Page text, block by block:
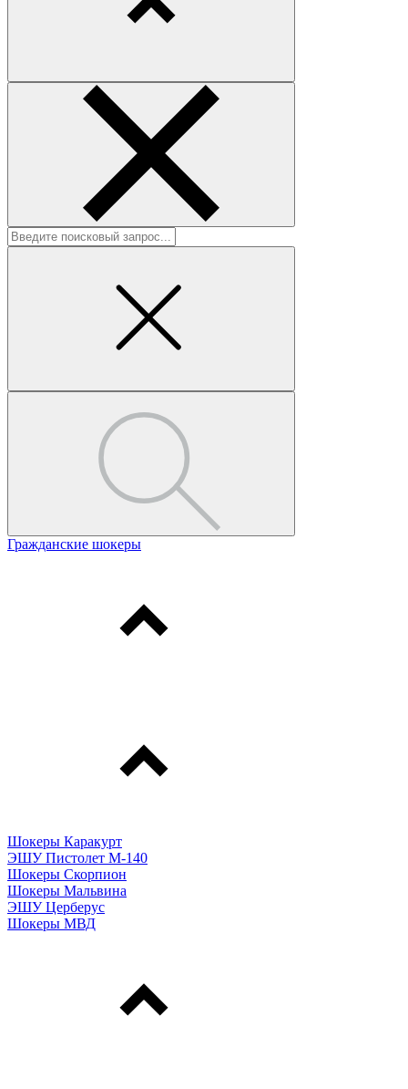
Гражданские шокеры
Шокеры Каракурт
ЭШУ Пистолет М-140
Шокеры Скорпион
Шокеры Мальвина
ЭШУ Церберус
Шокеры МВД